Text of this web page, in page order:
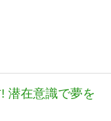
潜在意識で夢を